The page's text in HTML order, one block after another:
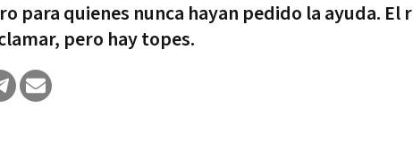
para quienes nunca hayan pedido la ayuda. El
pero hay topes.